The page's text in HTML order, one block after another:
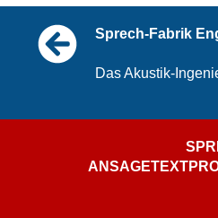
Sprech-Fabrik
Das Akustik-